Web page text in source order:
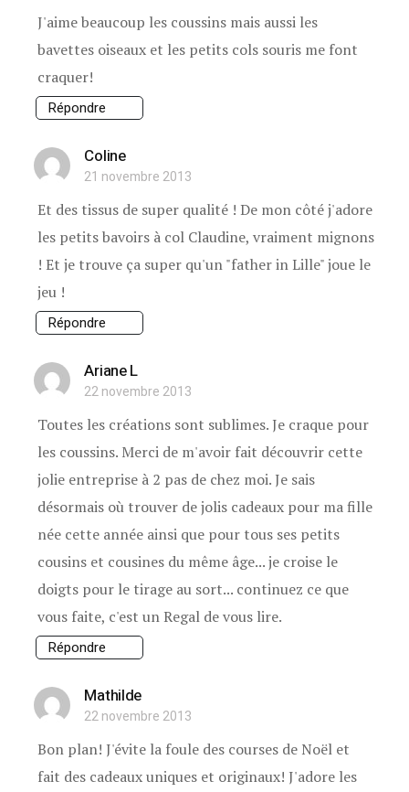
J'aime beaucoup les coussins mais aussi les
bavettes oiseaux et les petits cols souris me font
craquer!
Répondre
Coline
21 novembre 2013
Et des tissus de super qualité ! De mon côté j'adore
les petits bavoirs à col Claudine, vraiment mignons
! Et je trouve ça super qu'un "father in Lille" joue le
jeu !
Répondre
Ariane L
22 novembre 2013
Toutes les créations sont sublimes. Je craque pour
les coussins. Merci de m'avoir fait découvrir cette
jolie entreprise à 2 pas de chez moi. Je sais
désormais où trouver de jolis cadeaux pour ma fille
née cette année ainsi que pour tous ses petits
cousins et cousines du même âge... je croise le
doigts pour le tirage au sort... continuez ce que
vous faite, c'est un Regal de vous lire.
Répondre
Mathilde
22 novembre 2013
Bon plan! J'évite la foule des courses de Noël et
fait des cadeaux uniques et originaux! J'adore les